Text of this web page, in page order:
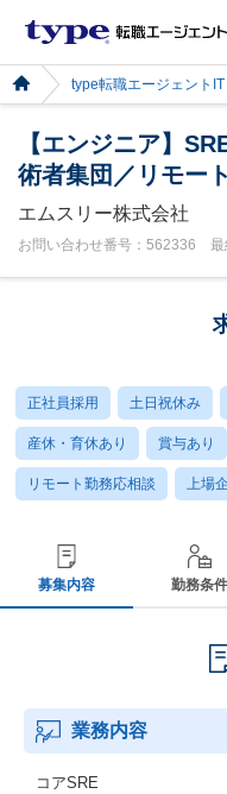
type転職エージェントIT
【エンジニア】
術者集団／リモー
エムスリー株式会社
お問い合わせ番号：562336 最
正社員採用 土日祝休み
産休・育休あり 賞与あり
リモート勤務応相談 上場
募集内容 勤務条件
業務内容
コアSRE